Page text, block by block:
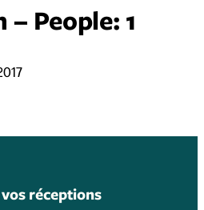
People: 1
réceptions